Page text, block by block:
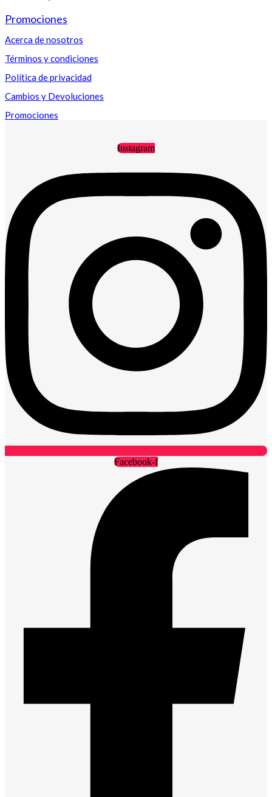
Promociones
Acerca de nosotros
Términos y condiciones
Política de privacidad
Cambios y Devoluciones
Promociones
Instagram
Facebook-f